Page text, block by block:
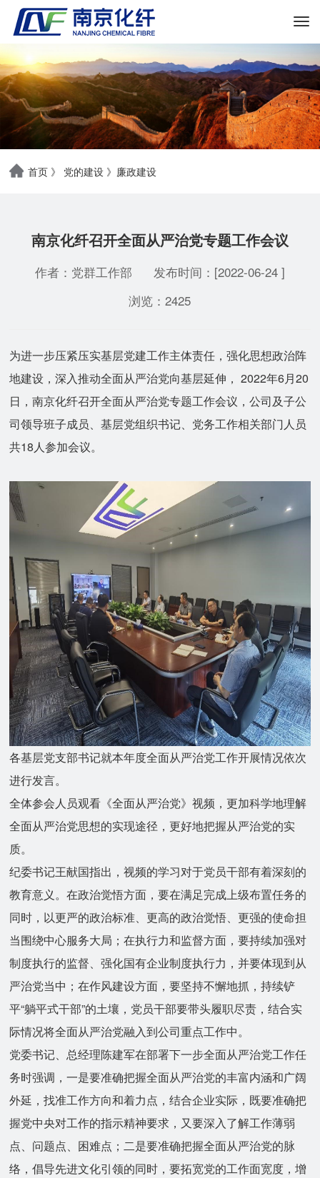
首页 》 党的建设 》 廉政建设
南京化纤召开全面从严治党专题工作会议
作者：党群工作部
发布时间：[2022-06-24 ]
浏览：2425
为进一步压紧压实基层党建工作主体责任，强化思想政治阵
地建设，深入推动全面从严治党向基层延伸， 2022年6月20
日，南京化纤召开全面从严治党专题工作会议，公司及子公
司领导班子成员、基层党组织书记、党务工作相关部门人员
共18人参加会议。
各基层党支部书记就本年度全面从严治党工作开展情况依次
进行发言。
全体参会人员观看《全面从严治党》视频，更加科学地理解
全面从严治党思想的实现途径，更好地把握从严治党的实
质。
纪委书记王献国指出，视频的学习对于党员干部有着深刻的
教育意义。在政治觉悟方面，要在满足完成上级布置任务的
同时，以更严的政治标准、更高的政治觉悟、更强的使命担
当围绕中心服务大局；在执行力和监督方面，要持续加强对
制度执行的监督、强化国有企业制度执行力，并要体现到从
严治党当中；在作风建设方面，要坚持不懈地抓，持续铲
平“躺平式干部”的土壤，党员干部要带头履职尽责，结合实
际情况将全面从严治党融入到公司重点工作中。
党委书记、总经理陈建军在部署下一步全面从严治党工作任
务时强调，一是要准确把握全面从严治党的丰富内涵和广阔
外延，找准工作方向和着力点，结合企业实际，既要准确把
握党中央对工作的指示精神要求，又要深入了解工作薄弱
点、问题点、困难点；二是要准确把握全面从严治党的脉
络，倡导先进文化引领的同时，要拓宽党的工作面宽度，增